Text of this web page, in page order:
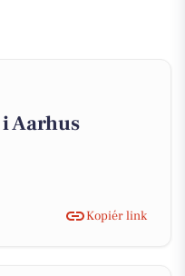
Aarhus
Kopiér link